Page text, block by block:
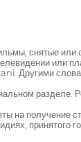
снятые
или
разделе.
получение
принятого